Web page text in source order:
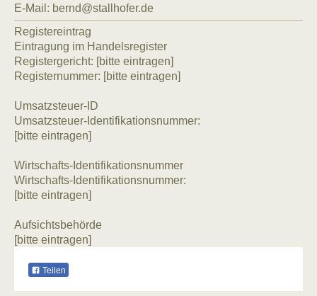
E-Mail: bernd@stallhofer.de
Registereintrag
Eintragung im Handelsregister
Registergericht: [bitte eintragen]
Registernummer: [bitte eintragen]
Umsatzsteuer-ID
Umsatzsteuer-Identifikationsnummer:
[bitte eintragen]
Wirtschafts-Identifikationsnummer
Wirtschafts-Identifikationsnummer:
[bitte eintragen]
Aufsichtsbehörde
[bitte eintragen]
Teilen